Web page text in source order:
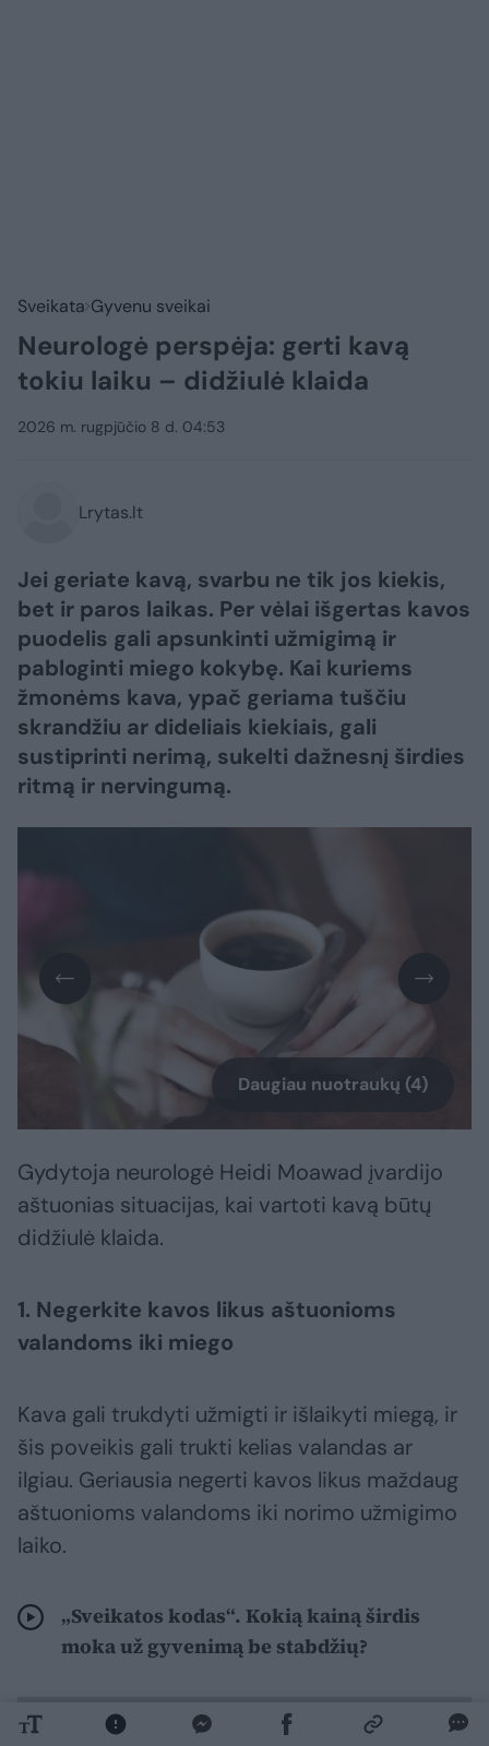
Sveikata Gyvenu sveikai
Neurologė perspėja: gerti kavą
tokiu laiku – didžiulė klaida
2026 m. rugpjūčio 8 d. 04:53
Lrytas.lt
Jei geriate kavą, svarbu ne tik jos kiekis,
bet ir paros laikas. Per vėlai išgertas kavos
puodelis gali apsunkinti užmigimą ir
pabloginti miego kokybę. Kai kuriems
žmonėms kava, ypač geriama tuščiu
skrandžiu ar dideliais kiekiais, gali
sustiprinti nerimą, sukelti dažnesnį širdies
ritmą ir nervingumą.
Daugiau nuotraukų (4)
Gydytoja neurologė Heidi Moawad įvardijo
aštuonias situacijas, kai vartoti kavą būtų
didžiulė klaida.
1. Negerkite kavos likus aštuonioms
valandoms iki miego
Kava gali trukdyti užmigti ir išlaikyti miegą, ir
šis poveikis gali trukti kelias valandas ar
ilgiau. Geriausia negerti kavos likus maždaug
aštuonioms valandoms iki norimo užmigimo
laiko.
„Sveikatos kodas“. Kokią kainą širdis
moka už gyvenimą be stabdžių?